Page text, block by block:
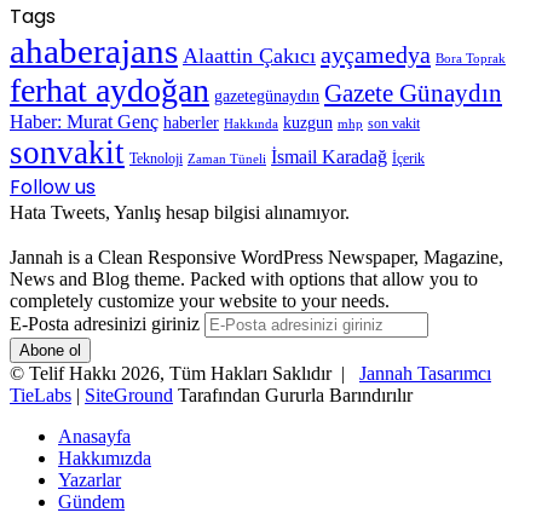
Tags
ahaberajans Alaattin Çakıcı ayçamedya Bora Toprak
ferhat aydoğan gazetegünaydın Gazete Günaydın
Haber: Murat Genç haberler Hakkında kuzgun mhp son vakit
sonvakit Teknoloji Zaman Tüneli İsmail Karadağ İçerik
Follow us
Hata Tweets, Yanlış hesap bilgisi alınamıyor.
Jannah is a Clean Responsive WordPress Newspaper, Magazine,
News and Blog theme. Packed with options that allow you to
completely customize your website to your needs.
E-Posta adresinizi giriniz
© Telif Hakkı 2026, Tüm Hakları Saklıdır | Jannah Tasarımcı
TieLabs | SiteGround Tarafından Gururla Barındırılır
Anasayfa
Hakkımızda
Yazarlar
Gündem